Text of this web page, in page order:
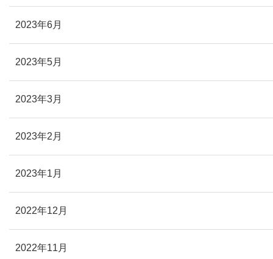
2023年6月
2023年5月
2023年3月
2023年2月
2023年1月
2022年12月
2022年11月